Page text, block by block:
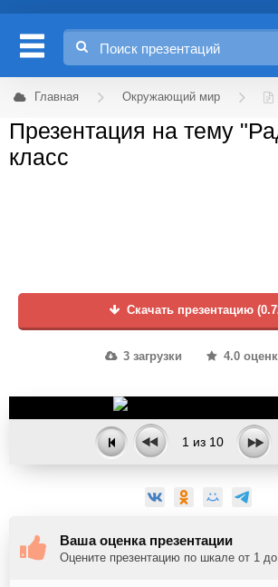
Главная Окружающий мир
Презентация на тему
класс
Скачать презентацию
3 загрузки 4.0
1 из 10
Ваша оценка презентации
Оцените презентацию по шкале от 1